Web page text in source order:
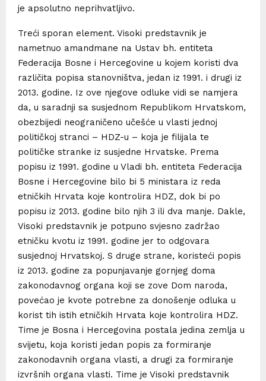
je apsolutno neprihvatljivo.
Treći sporan element. Visoki predstavnik je
nametnuo amandmane na Ustav bh. entiteta
Federacija Bosne i Hercegovine u kojem koristi dva
različita popisa stanovništva, jedan iz 1991. i drugi iz
2013. godine. Iz ove njegove odluke vidi se namjera
da, u saradnji sa susjednom Republikom Hrvatskom,
obezbijedi neograničeno učešće u vlasti jednoj
političkoj stranci – HDZ-u – koja je filijala te
političke stranke iz susjedne Hrvatske. Prema
popisu iz 1991. godine u Vladi bh. entiteta Federacija
Bosne i Hercegovine bilo bi 5 ministara iz reda
etničkih Hrvata koje kontrolira HDZ, dok bi po
popisu iz 2013. godine bilo njih 3 ili dva manje. Dakle,
Visoki predstavnik je potpuno svjesno zadržao
etničku kvotu iz 1991. godine jer to odgovara
susjednoj Hrvatskoj. S druge strane, koristeći popis
iz 2013. godine za popunjavanje gornjeg doma
zakonodavnog organa koji se zove Dom naroda,
povećao je kvote potrebne za donošenje odluka u
korist tih istih etničkih Hrvata koje kontrolira HDZ.
Time je Bosna i Hercegovina postala jedina zemlja u
svijetu, koja koristi jedan popis za formiranje
zakonodavnih organa vlasti, a drugi za formiranje
izvršnih organa vlasti. Time je Visoki predstavnik